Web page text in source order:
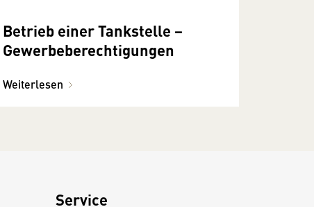
Betrieb einer Tankstelle −
Gewerbeberechtigungen
Weiterlesen
Service